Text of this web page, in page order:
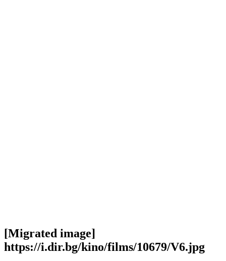
[Migrated image]
https://i.dir.bg/kino/films/10679/V6.jpg